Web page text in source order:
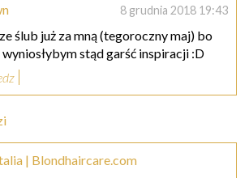
8 grudnia 2018 19:43
ślub już za mną (tegoroczny maj) bo
wyniosłybym stąd garść inspiracji :D
| Blondhaircare.com